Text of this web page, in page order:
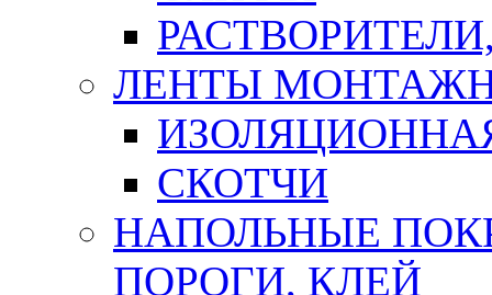
ЛЕНТЫ
СКОТЧИ
НАПОЛЬНЫЕ
ПОРОГИ, КЛЕЙ